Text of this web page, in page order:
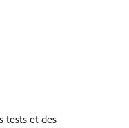
tests et des